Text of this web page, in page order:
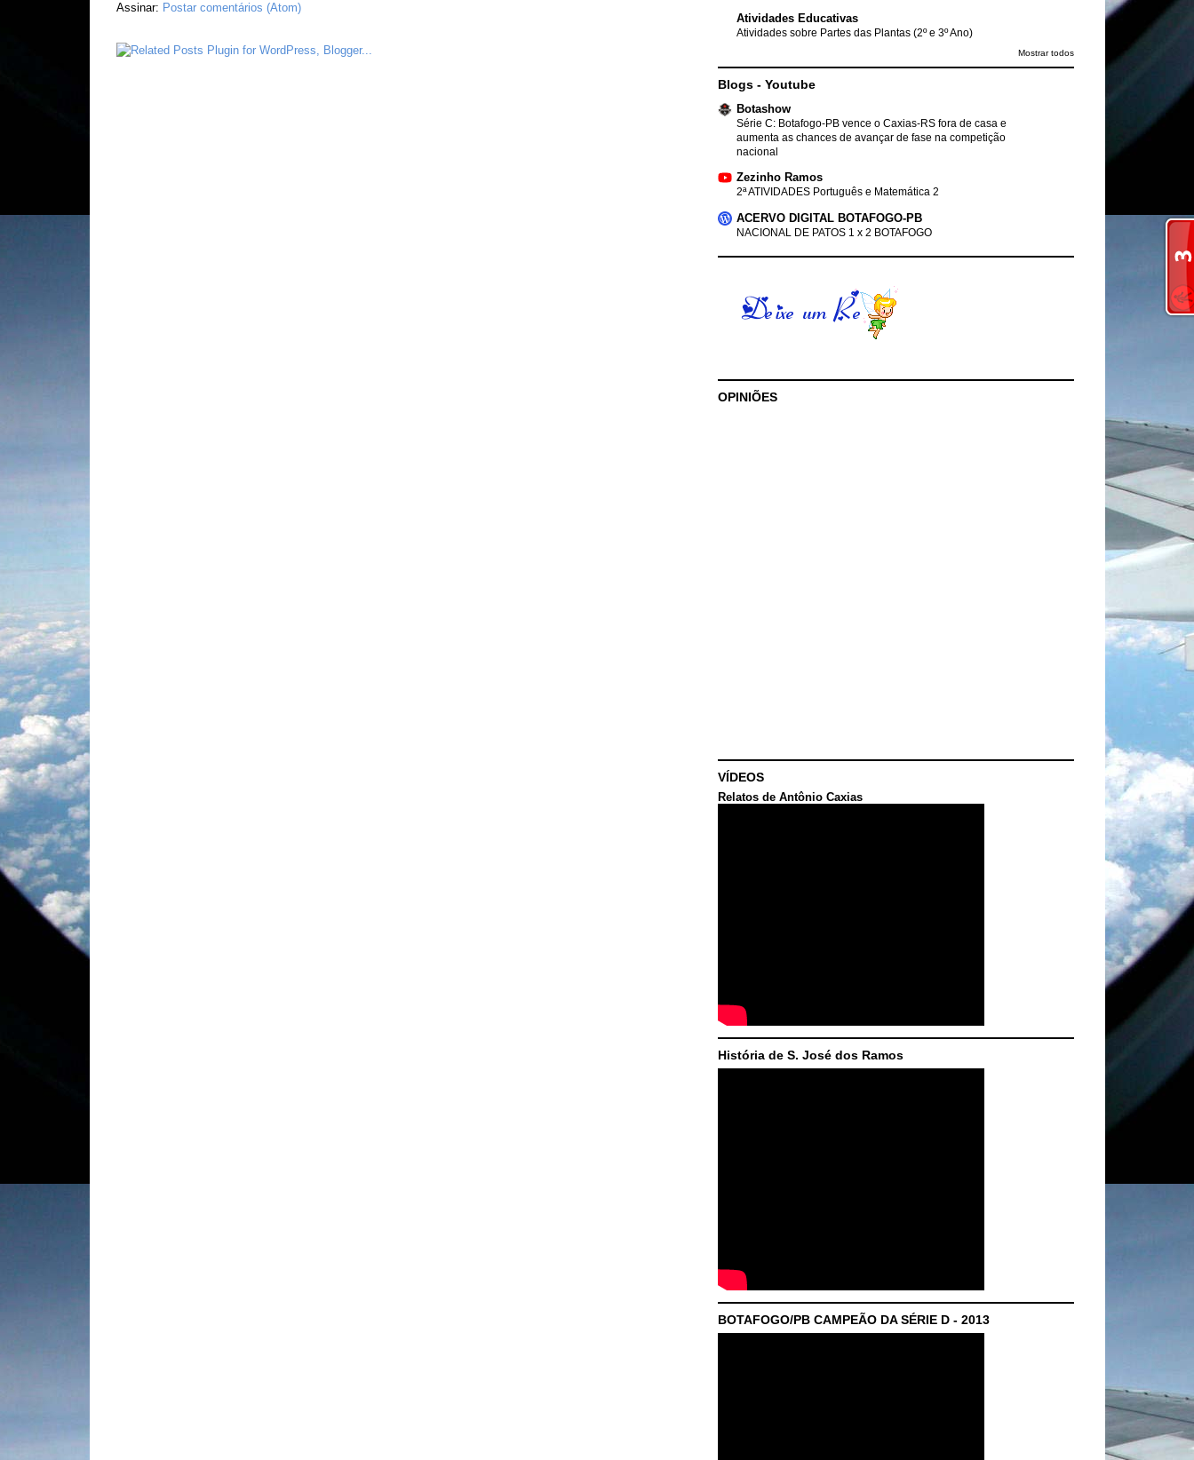
Assinar: Postar comentários (Atom)
Atividades Educativas
Atividades sobre Partes das Plantas (2º e 3º Ano)
Mostrar todos
Blogs - Youtube
Botashow
Série C: Botafogo-PB vence o Caxias-RS fora de casa e
aumenta as chances de avançar de fase na competição
nacional
Zezinho Ramos
2ª ATIVIDADES Português e Matemática 2
ACERVO DIGITAL BOTAFOGO-PB
NACIONAL DE PATOS 1 x 2 BOTAFOGO
OPINIÕES
VÍDEOS
Relatos de Antônio Caxias
História de S. José dos Ramos
BOTAFOGO/PB CAMPEÃO DA SÉRIE D - 2013